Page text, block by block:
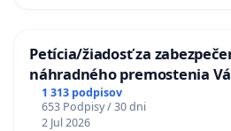
Petícia/žiadosť za
náhradného premostenia
uzávery Vážskeho mosta v
1 313 podpisov
653 Podpisy / 30 dni
2 Jul 2026